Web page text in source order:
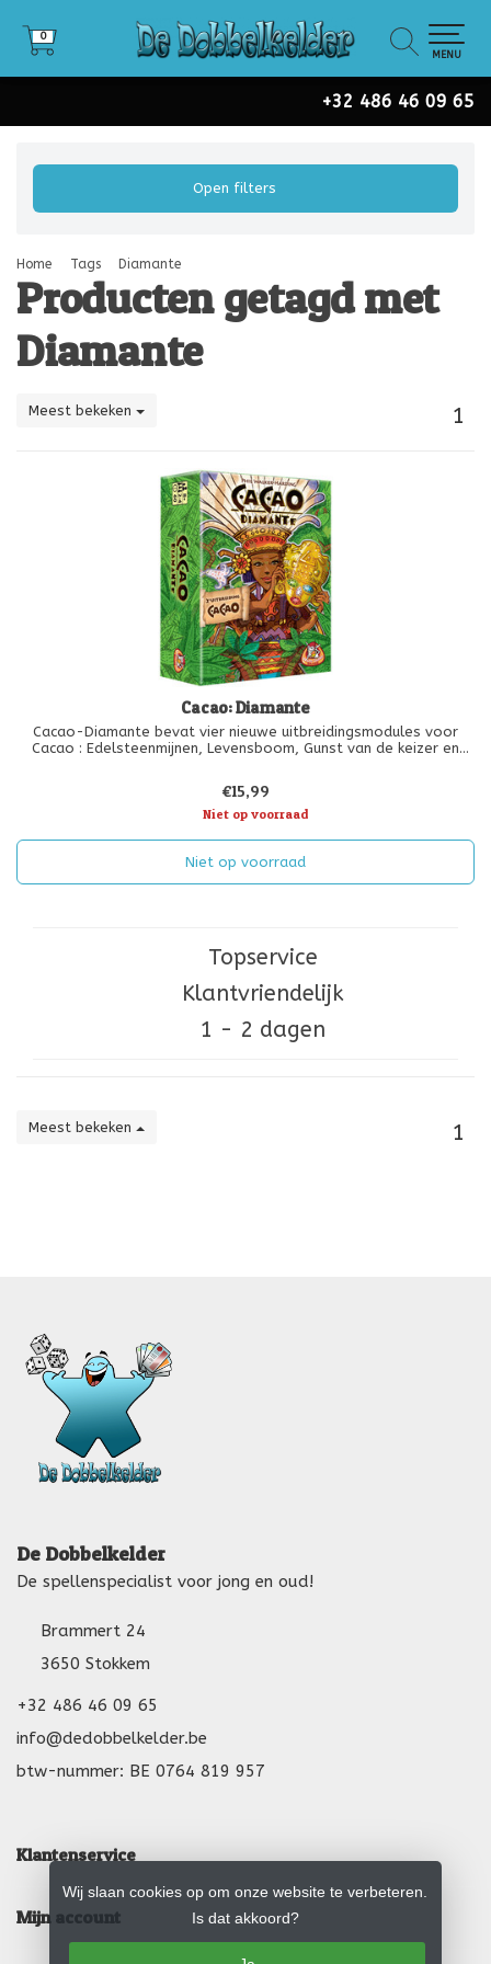
+32 486 46 09 65
0
0
MENU
Open filters
Home Tags Diamante
Producten getagd met
Diamante
Meest bekeken 1
Cacao: Diamante
Cacao-Diamante bevat vier nieuwe uitbreidingsmodules voor
Cacao : Edelsteenmijnen, Levensboom, Gunst van de keizer en
afzonderlijk worden gespeeld en zijn te combineren met de 1e uit
€15,99
Niet op voorraad
Niet op voorraad
Topservice
Klantvriendelijk
1 - 2 dagen
Meest bekeken 1
De Dobbelkelder
De spellenspecialist voor jong en oud!
Brammert 24
3650 Stokkem
+32 486 46 09 65
info@dedobbelkelder.be
btw-nummer: BE 0764 819 957
Klantenservice
Mijn account
Wij slaan cookies op om onze website te verbeteren.
Is dat akkoord?